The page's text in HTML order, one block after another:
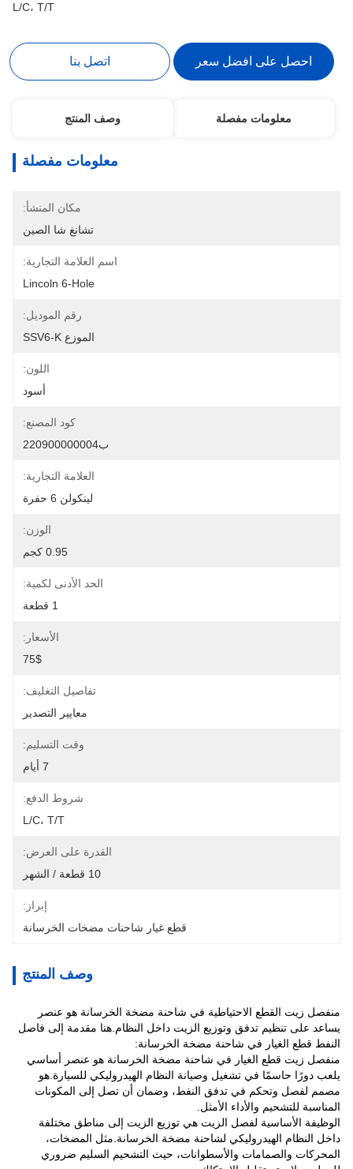
L/C، T/T
احصل على افضل سعر اتصل بنا
معلومات مفصلة وصف المنتج
معلومات مفصلة
مكان المنشأ:
تشانغ شا الصين
اسم العلامة التجارية:
Lincoln 6-Hole
رقم الموديل:
الموزع SSV6-K
اللون:
أسود
كود المصنع:
ب220900000004
العلامة التجارية:
لينكولن 6 حفرة
الوزن:
0.95 كجم
الحد الأدنى لكمية:
1 قطعة
الأسعار:
75$
تفاصيل التغليف:
معايير التصدير
وقت التسليم:
7 أيام
شروط الدفع:
L/C، T/T
القدرة على العرض:
10 قطعة / الشهر
إبراز:
قطع غيار شاحنات مضخات الخرسانة
وصف المنتج
منفصل زيت القطع الاحتياطية في شاحنة مضخة الخرسانة هو عنصر
يساعد على تنظيم تدفق وتوزيع الزيت داخل النظام.هنا مقدمة إلى فاصل
النفط قطع الغيار في شاحنة مضخة الخرسانة:
منفصل زيت قطع الغيار في شاحنة مضخة الخرسانة هو عنصر أساسي
يلعب دورًا حاسمًا في تشغيل وصيانة النظام الهيدروليكي للسيارة.هو
مصمم لفصل وتحكم في تدفق النفط، وضمان أن تصل إلى المكونات
المناسبة للتشحيم والأداء الأمثل.
الوظيفة الأساسية لفصل الزيت هي توزيع الزيت إلى مناطق مختلفة
داخل النظام الهيدروليكي لشاحنة مضخة الخرسانة.مثل المضخات،
المحركات والصمامات والأسطوانات، حيث التشحيم السليم ضروري